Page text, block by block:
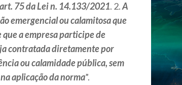
75 da Lei n. 14.133/2021. 2.A
emergencial ou calamitosa que
que a empresa participe de
contratada diretamente por
ou calamidade pública, sem
aplicação da norma”.